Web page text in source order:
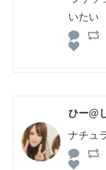
いたい
ひー@
ナチュ